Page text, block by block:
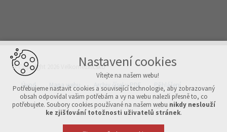
© Copyright 2026 Velkomeziříčsko
Úvod Mapa webu Archiv čísel v PDF Přihlášení
Vytvořeno v xart.cz
Nastavení cookies
Vítejte na našem webu!
Potřebujeme nastavit cookies a související technologie, aby zobrazovaný
obsah odpovídal vašim potřebám a vy na webu nalezli přesně to, co
potřebujete. Soubory cookies používané na našem webu nikdy neslouží
ke zjišťování totožnosti uživatelů stránek.